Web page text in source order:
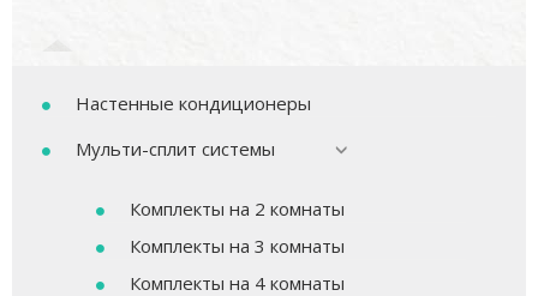
Настенные кондиционеры
Мульти-сплит системы
Комплекты на 2 комнаты
Комплекты на 3 комнаты
Комплекты на 4 комнаты